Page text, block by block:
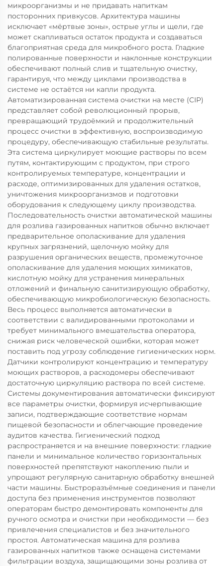
микроорганизмы и не придавать напиткам
посторонних привкусов. Архитектура машины
исключает «мёртвые зоны», острые углы и щели, где
может скапливаться остаток продукта и создаваться
благоприятная среда для микробного роста. Гладкие
полированные поверхности и наклонные конструкции
обеспечивают полный слив и тщательную очистку,
гарантируя, что между циклами производства в
системе не остаётся ни капли продукта.
Автоматизированная система очистки на месте (CIP)
представляет собой революционный прорыв,
превращающий трудоёмкий и продолжительный
процесс очистки в эффективную, воспроизводимую
процедуру, обеспечивающую стабильные результаты.
Эта система циркулирует моющие растворы по всем
путям, контактирующим с продуктом, при строго
контролируемых температуре, концентрации и
расходе, оптимизированных для удаления остатков,
уничтожения микроорганизмов и подготовки
оборудования к следующему циклу производства.
Последовательность очистки автоматической машины
для розлива газированных напитков обычно включает
предварительное ополаскивание для удаления
крупных загрязнений, щелочную мойку для
разрушения органических веществ, промежуточное
ополаскивание для удаления моющих химикатов,
кислотную мойку для устранения минеральных
отложений и финальную санитизирующую обработку,
обеспечивающую микробиологическую безопасность.
Весь процесс выполняется автоматически в
соответствии с валидированными протоколами и
требует минимального вмешательства оператора,
снижая риск человеческой ошибки, которая может
поставить под угрозу соблюдение гигиенических норм.
Датчики контролируют концентрацию и температуру
моющих растворов, а расходомеры обеспечивают
достаточную циркуляцию раствора по всей системе.
Системы документирования автоматически фиксируют
все параметры очистки, формируя исчерпывающие
записи, подтверждающие соответствие нормам
пищевой безопасности и облегчающие проведение
аудитов качества. Гигиенический подход
распространяется и на внешние поверхности: гладкие
панели и минимальное количество горизонтальных
поверхностей препятствуют накоплению пыли и
упрощают регулярную санитарную обработку внешней
части машины. Быстроразъёмные соединения и панели
доступа без применения инструментов позволяют
операторам быстро демонтировать компоненты для
ручного осмотра и очистки при необходимости — без
привлечения специалистов и без значительного
простоя. Автоматическая машина для розлива
газированных напитков также оснащена системами
фильтрации воздуха, защищающими зоны розлива от